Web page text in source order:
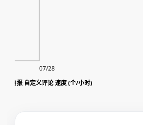
Telegram|纸飞机|TG|电报 自定义评论 速度 (个/小时)
07/28